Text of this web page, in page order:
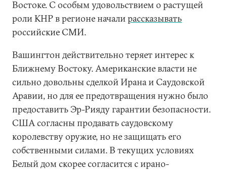
Востоке. С особым удовольствием о растущей
роли КНР в регионе началирассказывать
российские СМИ.
Вашингтон действительно теряет интерес к
Ближнему Востоку. Американские власти не
сильно довольны сделкой Ирана и Саудовской
Аравии, но для ее предотвращения нужно было
предоставить Эр-Рияду гарантии безопасности.
США согласны продавать саудовскому
королевству оружие, но не защищать его
собственными силами. В текущих условиях
Белый дом скорее согласится с ирано-